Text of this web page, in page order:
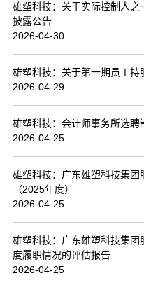
雄塑科技：关于实际控制人
披露公告
2026-04-30
雄塑科技：关于第一期员工
2026-04-29
雄塑科技：会计师事务所选聘
2026-04-25
雄塑科技：广东雄塑科技集
（2025年度）
2026-04-25
雄塑科技：广东雄塑科技集
度履职情况的评估报告
2026-04-25